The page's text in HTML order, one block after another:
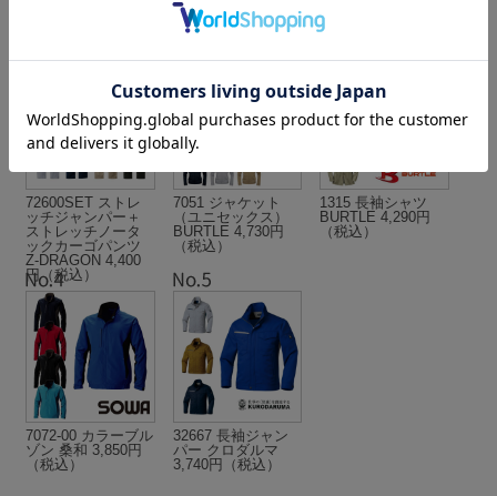
72600SET ストレ
ッチジャンパー＋
ストレッチノータ
ックカーゴパンツ
Z-DRAGON 4,400
円（税込）
7051 ジャケット
（ユニセックス）
BURTLE 4,730円
（税込）
1315 長袖シャツ
BURTLE 4,290円
（税込）
7072-00 カラーブル
ゾン 桑和 3,850円
（税込）
32667 長袖ジャン
パー クロダルマ
3,740円（税込）